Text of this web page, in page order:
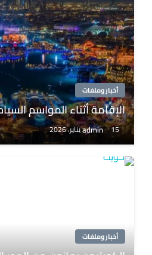
أخبار وملفات
الإقامة أثناء المواسم
admin 15 يناير، 2026
أخبار وملفات